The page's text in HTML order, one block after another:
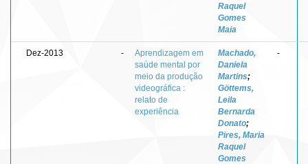
Raquel
Gomes
Maia
Dez-2013 -
Aprendizagem em
saúde mental por
meio da produção
videográfica :
relato de
experiência
Machado,
Daniela
Martins;
Göttems,
Leila
Bernarda
Donato;
Pires, Maria
Raquel
Gomes
-